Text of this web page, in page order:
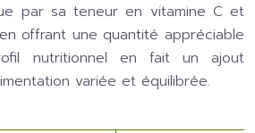
par sa teneur en vitamine C et
offrant une quantité appréciable
nutritionnel en fait un ajout
variée et équilibrée.